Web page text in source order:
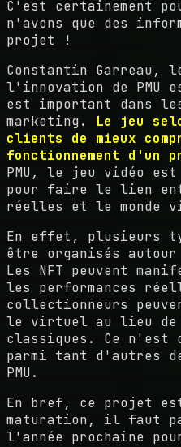
C'est certainement
n'avons que des
projet !
Constantin Garreau,
l'innovation de PMU
est important dans
marketing. Le jeu
clients de mieux
fonctionnement d'un
PMU, le jeu vidéo
pour faire le lien
réelles et le monde
En effet, plusieurs
être organisés autour
Les NFT peuvent
les performances
collectionneurs
le virtuel au lieu de
classiques. Ce n'est
parmi tant d'autres
PMU.
En bref, ce projet est
maturation, il faut
l'année prochaine